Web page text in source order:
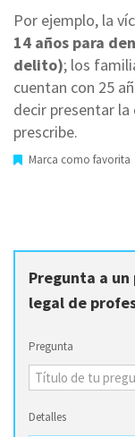
Por ejemplo, la
14 años para
delito); los
cuentan con 25
decir presentar
prescribe.
Marca como favorita
Pregunta a
legal de
Pregunta
Detalles